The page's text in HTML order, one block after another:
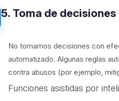
5. Toma de
No tomamos decisiones con
automatizado. Algunas reglas
contra abusos (por ejemplo,
Funciones asistidas por